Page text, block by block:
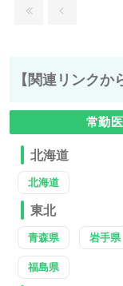
【関連リンクか
常勤
北海道
北海道
東北
青森県 岩手県
福島県